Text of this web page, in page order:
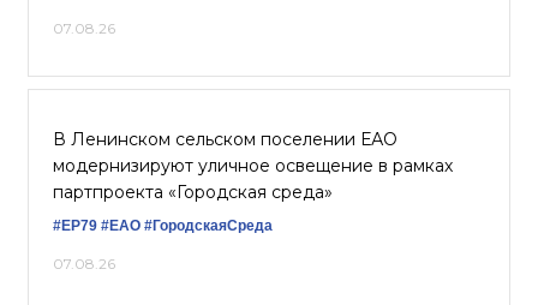
07.08.26
В Ленинском сельском поселении ЕАО
модернизируют уличное освещение в рамках
партпроекта «Городская среда»
#ЕР79 #ЕАО #ГородскаяСреда
07.08.26